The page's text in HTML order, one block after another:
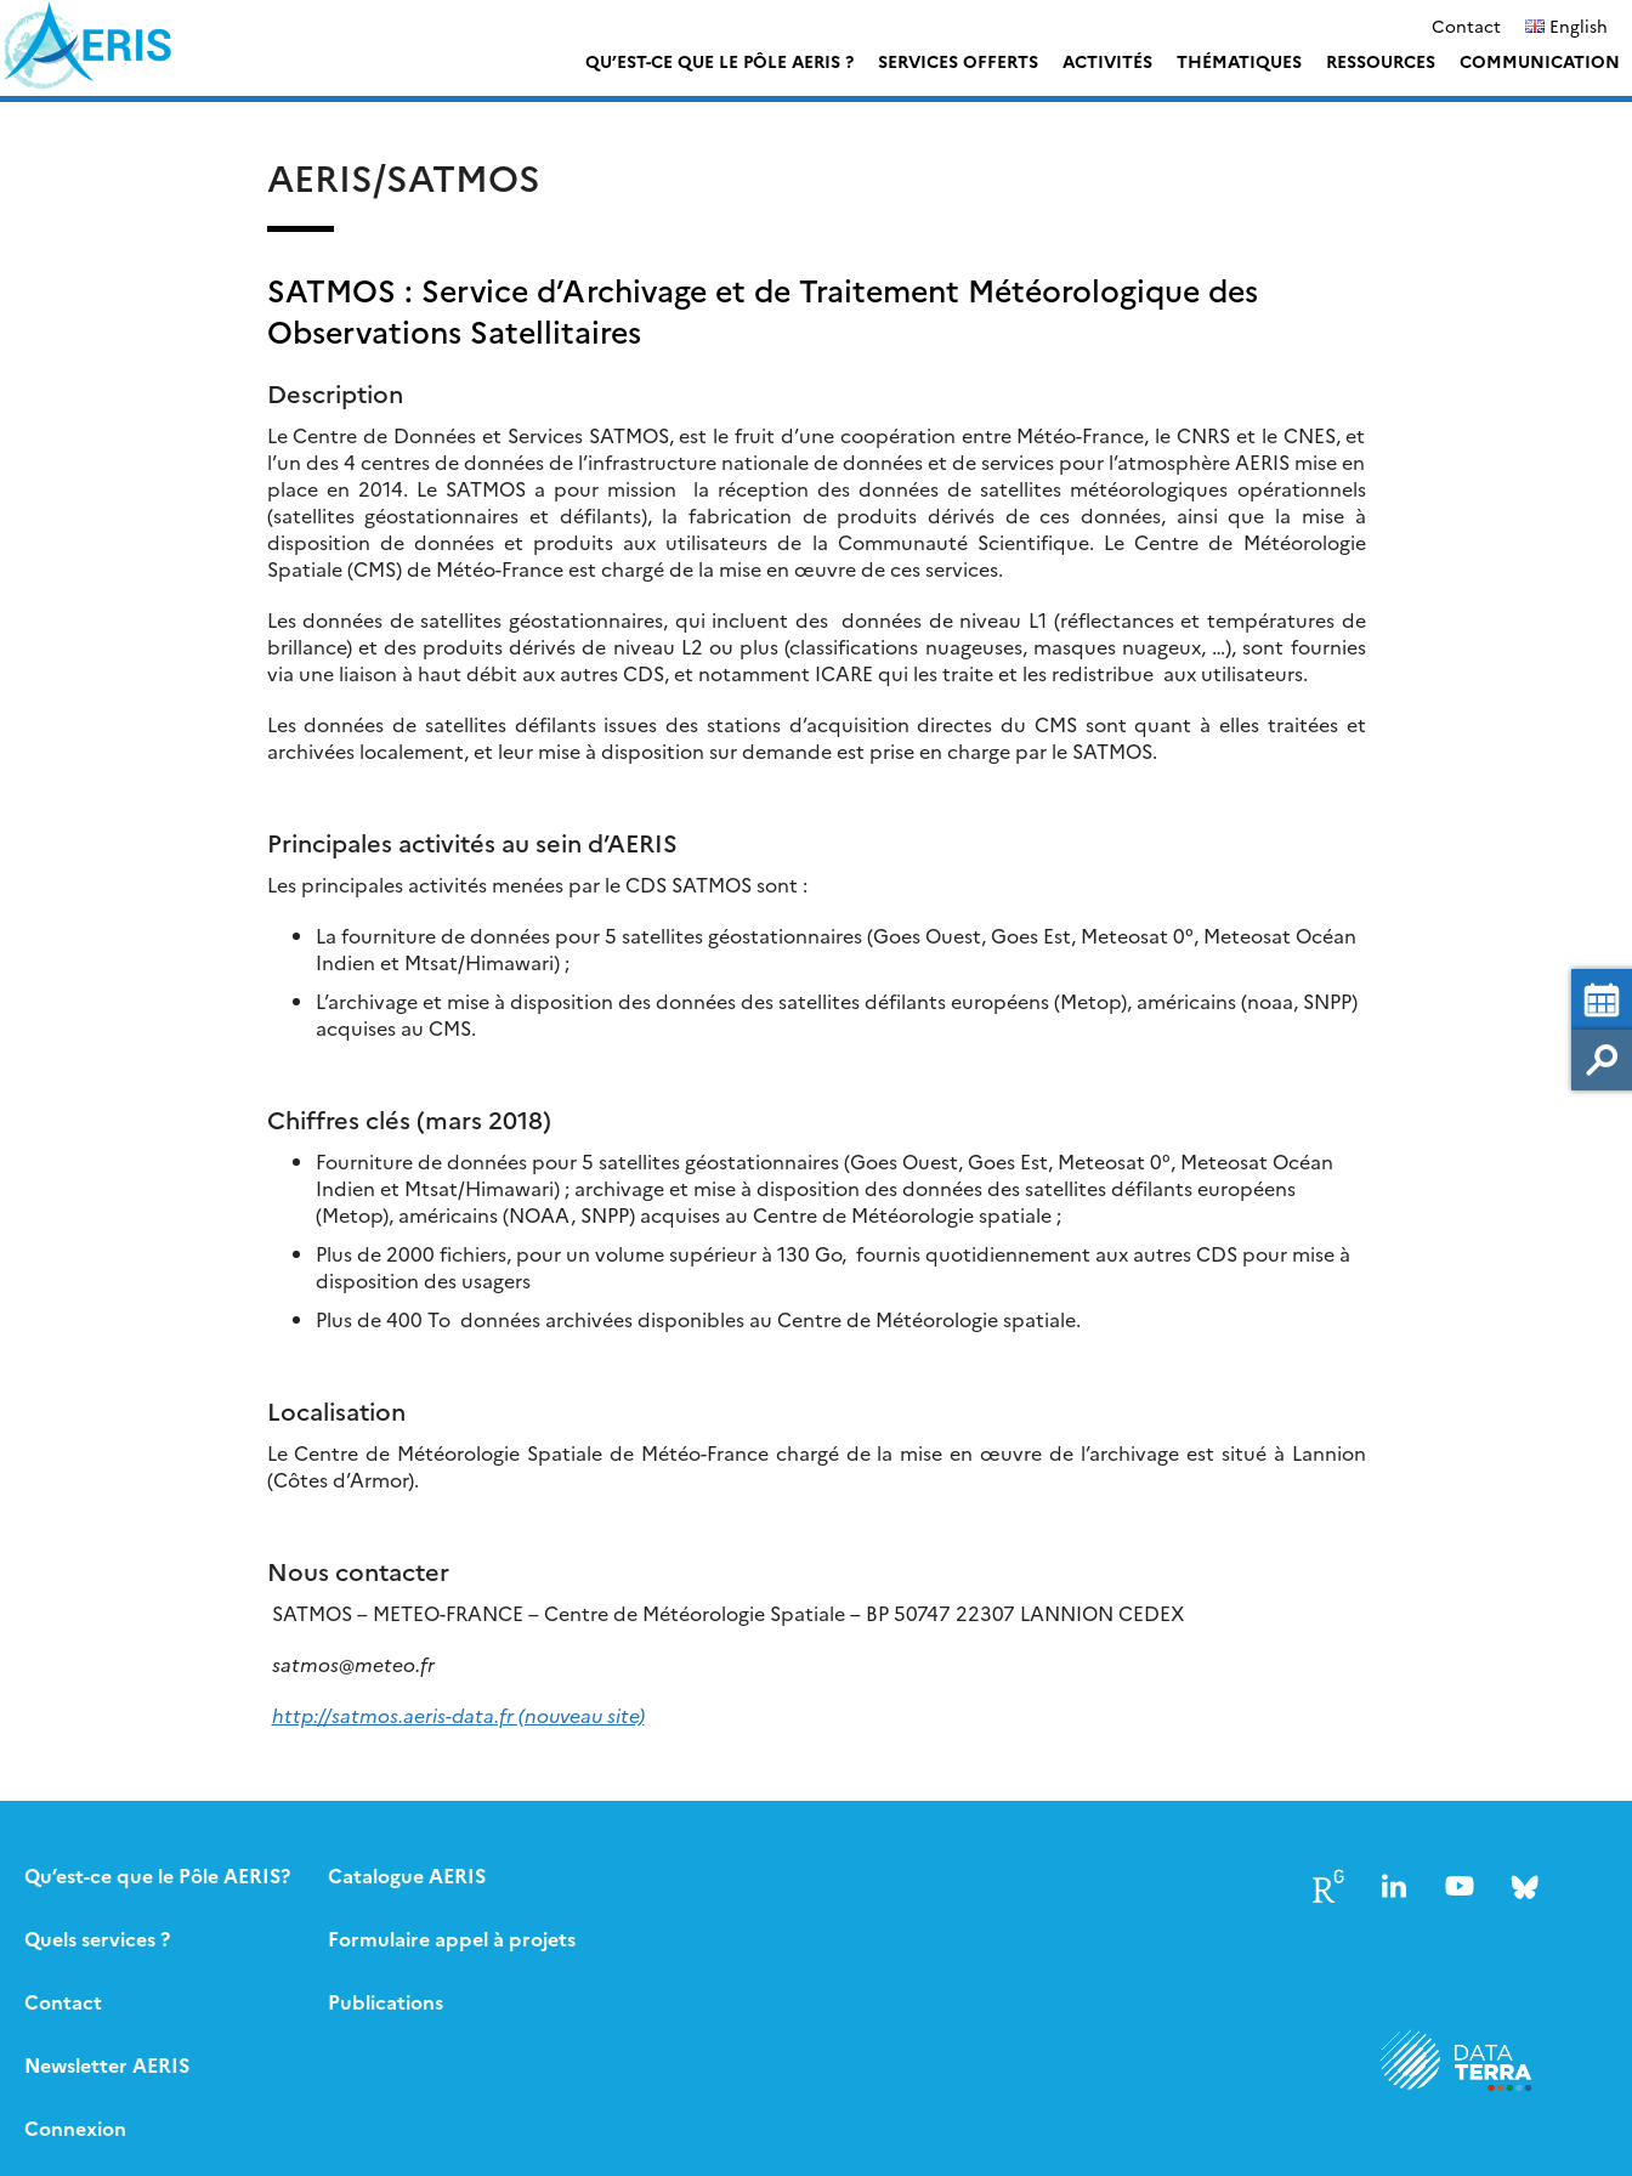
Skip
to
content
Contact
English
QU’EST-CE QUE LE PÔLE AERIS ?
SERVICES OFFERTS ACTIVITÉS THÉMATIQUES RESSOURCES COMMUNICATION
AERIS/SATMOS
SATMOS : Service d’Archivage et de Traitement Météorologique des
Observations Satellitaires
Description
Le Centre de Données et Services SATMOS, est le fruit d’une coopération entre Météo-France, le CNRS et le CNES, et
l’un des 4 centres de données de l’infrastructure nationale de données et de services pour l’atmosphère AERIS mise en
place en 2014. Le SATMOS a pour mission la réception des données de satellites météorologiques opérationnels
(satellites géostationnaires et défilants), la fabrication de produits dérivés de ces données, ainsi que la mise à
disposition de données et produits aux utilisateurs de la Communauté Scientifique. Le Centre de Météorologie
Spatiale (CMS) de Météo-France est chargé de la mise en œuvre de ces services.
Les données de satellites géostationnaires, qui incluent des données de niveau L1 (réflectances et températures de
brillance) et des produits dérivés de niveau L2 ou plus (classifications nuageuses, masques nuageux, …), sont fournies
via une liaison à haut débit aux autres CDS, et notamment ICARE qui les traite et les redistribue aux utilisateurs.
Les données de satellites défilants issues des stations d’acquisition directes du CMS sont quant à elles traitées et
archivées localement, et leur mise à disposition sur demande est prise en charge par le SATMOS.
Principales activités au sein d’AERIS
Les principales activités menées par le CDS SATMOS sont :
La fourniture de données pour 5 satellites géostationnaires (Goes Ouest, Goes Est, Meteosat 0°, Meteosat Océan
Indien et Mtsat/Himawari) ;
L’archivage et mise à disposition des données des satellites défilants européens (Metop), américains (noaa, SNPP)
acquises au CMS.
Chiffres clés (mars 2018)
Fourniture de données pour 5 satellites géostationnaires (Goes Ouest, Goes Est, Meteosat 0°, Meteosat Océan
Indien et Mtsat/Himawari) ; archivage et mise à disposition des données des satellites défilants européens
(Metop), américains (NOAA, SNPP) acquises au Centre de Météorologie spatiale ;
Plus de 2000 fichiers, pour un volume supérieur à 130 Go, fournis quotidiennement aux autres CDS pour mise à
disposition des usagers
Plus de 400 To données archivées disponibles au Centre de Météorologie spatiale.
Localisation
Le Centre de Météorologie Spatiale de Météo-France chargé de la mise en œuvre de l’archivage est situé à Lannion
(Côtes d’Armor).
Nous contacter
SATMOS – METEO-FRANCE – Centre de Météorologie Spatiale – BP 50747 22307 LANNION CEDEX
satmos@meteo.fr
http://satmos.aeris-data.fr (nouveau site)
Qu’est-ce que le Pôle AERIS?
Quels services ?
Contact
Newsletter AERIS
Connexion
Catalogue AERIS
Formulaire appel à projets
Publications
Follow Follow